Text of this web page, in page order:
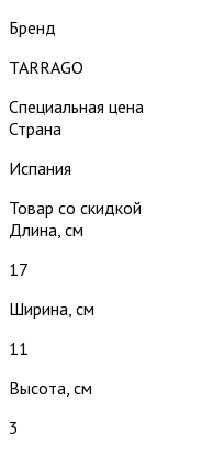
Бренд
TARRAGO
Специальная цена
Страна
Испания
Товар со скидкой
Длина, см
17
Ширина, см
11
Высота, см
3